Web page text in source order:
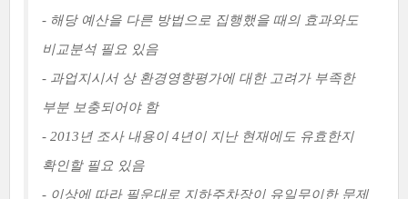
- 해당 예산을 다른 방법으로 집행했을 때의 효과와도
비교분석 필요 있음
- 과업지시서 상 환경영향평가에 대한 고려가 부족한
부분 보충되어야 함
- 2013년 조사 내용이 4년이 지난 현재에도 유효한지
확인할 필요 있음
- 이상에 따라 필운대로 지하주차장이 유일무이한 문제